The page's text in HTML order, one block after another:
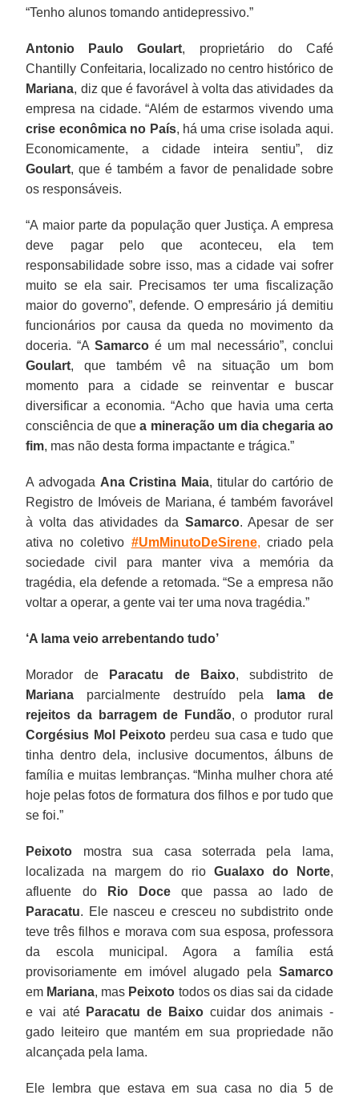
“Tenho alunos tomando antidepressivo.”
Antonio Paulo Goulart, proprietário do Café
Chantilly Confeitaria, localizado no centro histórico de
Mariana, diz que é favorável à volta das atividades da
empresa na cidade. “Além de estarmos vivendo uma
crise econômica no País, há uma crise isolada aqui.
Economicamente, a cidade inteira sentiu”, diz
Goulart, que é também a favor de penalidade sobre
os responsáveis.
“A maior parte da população quer Justiça. A empresa
deve pagar pelo que aconteceu, ela tem
responsabilidade sobre isso, mas a cidade vai sofrer
muito se ela sair. Precisamos ter uma fiscalização
maior do governo”, defende. O empresário já demitiu
funcionários por causa da queda no movimento da
doceria. “ASamarco é um mal necessário”, conclui
Goulart, que também vê na situação um bom
momento para a cidade se reinventar e buscar
diversificar a economia. “Acho que havia uma certa
consciência de quea mineração um dia chegaria ao
fim, mas não desta forma impactante e trágica.”
A advogada Ana Cristina Maia, titular do cartório de
Registro de Imóveis de Mariana, é também favorável
à volta das atividades da Samarco. Apesar de ser
ativa no coletivo #UmMinutoDeSirene, criado pela
sociedade civil para manter viva a memória da
tragédia, ela defende a retomada. “Se a empresa não
voltar a operar, a gente vai ter uma nova tragédia.”
‘A lama veio arrebentando tudo’
Morador de Paracatu de Baixo, subdistrito de
Mariana parcialmente destruído pela
lama de
rejeitos da barragem de Fundão, o produtor rural
Corgésius Mol Peixotoperdeu sua casa e tudo que
tinha dentro dela, inclusive documentos, álbuns de
família e muitas lembranças. “Minha mulher chora até
hoje pelas fotos de formatura dos filhos e por tudo que
se foi.”
Peixoto mostra sua casa soterrada pela lama,
localizada na margem do rio Gualaxo do Norte,
afluente do
Rio Doceque passa ao lado de
Paracatu. Ele nasceu e cresceu no subdistrito onde
teve três filhos e morava com sua esposa, professora
da escola municipal. Agora a família está
provisoriamente em imóvel alugado pela Samarco
em Mariana, mas Peixoto todos os dias sai da cidade
e vai até Paracatu de Baixocuidar dos animais -
gado leiteiro que mantém em sua propriedade não
alcançada pela lama.
Ele lembra que estava em sua casa no dia 5 de